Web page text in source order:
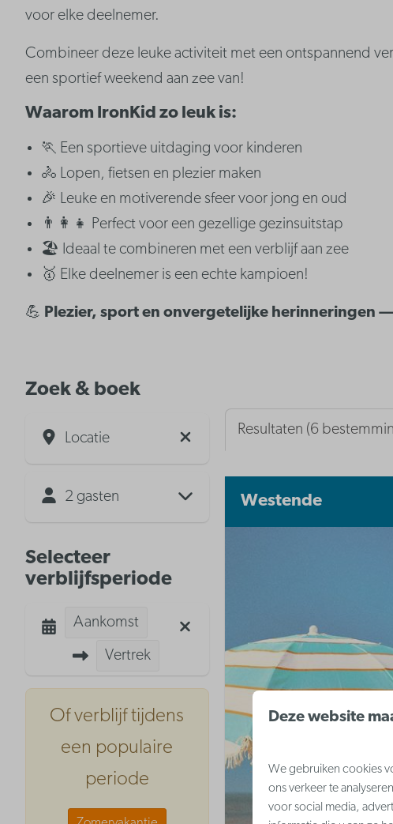
voor elke deelnemer.
Combineer deze leuke activiteit met een ontspannend
een sportief weekend aan zee van!
Waarom IronKid zo leuk is:
🏃 Een sportieve uitdaging voor kinderen
🚴 Lopen, fietsen en plezier maken
🎉 Leuke en motiverende sfeer voor jong en oud
👨‍👩‍👧 Perfect voor een gezellige gezinsuitstap
🏖️ Ideaal te combineren met een verblijf aan zee
🥇 Elke deelnemer is een echte kampioen!
💪 Plezier, sport en onvergetelijke herinneringen
Zoek & boek
Locatie
2 gasten
Selecteer
verblijfsperiode
Aankomst
Vertrek
Of verblijf tijdens
een populaire
periode
Resultaten (6
Westende
Deze website
We gebruiken cookies
ons verkeer te
voor social media,